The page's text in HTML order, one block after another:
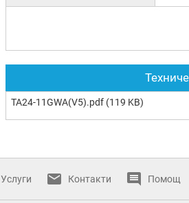
TA24-11GWA(V5).pdf (119 KB)
Услуги Контакти Помощ